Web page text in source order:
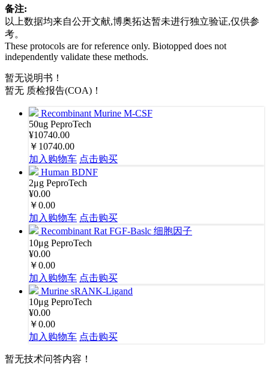
备注:
以上数据均来自公开文献,博奥拓达暂未进行独立验证,仅供参
考。
These protocols are for reference only. Biotopped does not
independently validate these methods.
暂无说明书！
暂无 质检报告(COA)！
Recombinant Murine M-CSF
50ug PeproTech
¥10740.00
￥10740.00
加入购物车 点击购买
Human BDNF
2μg PeproTech
¥0.00
￥0.00
加入购物车 点击购买
Recombinant Rat FGF-Baslc 细胞因子
10μg PeproTech
¥0.00
￥0.00
加入购物车 点击购买
Murine sRANK-Ligand
10μg PeproTech
¥0.00
￥0.00
加入购物车 点击购买
暂无技术问答内容！